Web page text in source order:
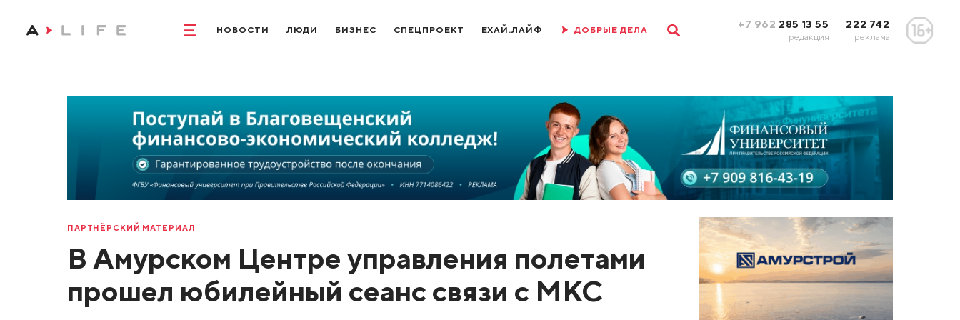
НОВОСТИ ЛЮДИ БИЗНЕС СПЕЦПРОЕКТ ЕХАЙ.ЛАЙФ ДОБРЫЕ ДЕЛА +7 962 285 13 55
редакция
222 742
реклама
ПАРТНЁРСКИЙ МАТЕРИАЛ
В Амурском Центре управления полетами
прошел юбилейный сеанс связи с МКС